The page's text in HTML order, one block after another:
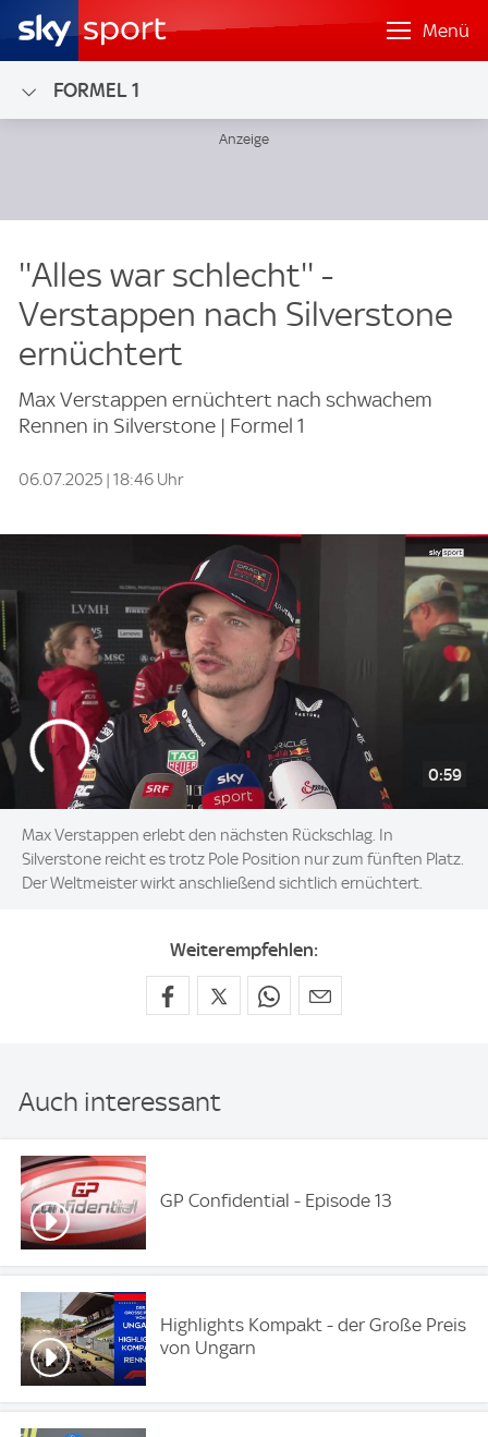
Menü
FORMEL 1
''Alles war schlecht'' -
Verstappen nach Silverstone
ernüchtert
Max Verstappen ernüchtert nach schwachem
Rennen in Silverstone | Formel 1
06.07.2025 | 18:46 Uhr
0:59
Max Verstappen erlebt den nächsten Rückschlag. In
Silverstone reicht es trotz Pole Position nur zum fünften Platz.
Der Weltmeister wirkt anschließend sichtlich ernüchtert.
Weiterempfehlen:
Auch interessant
GP Confidential - Episode 13
Highlights Kompakt - der Große Preis
von Ungarn